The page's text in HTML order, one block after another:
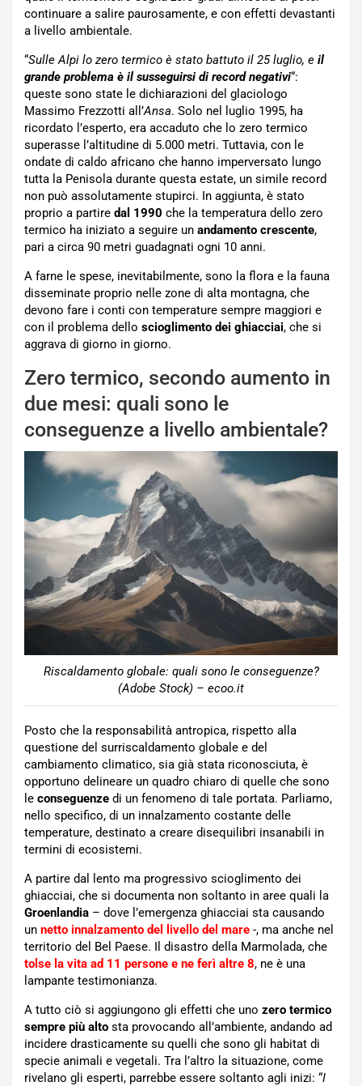
continuare a salire paurosamente, e con effetti devastanti
a livello ambientale.
“Sulle Alpi lo zero termico è stato battuto il 25 luglio, e il
grande problema è il susseguirsi di record negativi“:
queste sono state le dichiarazioni del glaciologo
Massimo Frezzotti all’Ansa. Solo nel luglio 1995, ha
ricordato l’esperto, era accaduto che lo zero termico
superasse l’altitudine di 5.000 metri. Tuttavia, con le
ondate di caldo africano che hanno imperversato lungo
tutta la Penisola durante questa estate, un simile record
non può assolutamente stupirci. In aggiunta, è stato
proprio a partire dal 1990 che la temperatura dello zero
termico ha iniziato a seguire un andamento crescente,
pari a circa 90 metri guadagnati ogni 10 anni.
A farne le spese, inevitabilmente, sono la flora e la fauna
disseminate proprio nelle zone di alta montagna, che
devono fare i conti con temperature sempre maggiori e
con il problema dello scioglimento dei ghiacciai, che si
aggrava di giorno in giorno.
Zero termico, secondo aumento in
due mesi: quali sono le
conseguenze a livello ambientale?
Riscaldamento globale: quali sono le conseguenze?
(Adobe Stock) – ecoo.it
Posto che la responsabilità antropica, rispetto alla
questione del surriscaldamento globale e del
cambiamento climatico, sia già stata riconosciuta, è
opportuno delineare un quadro chiaro di quelle che sono
le conseguenze di un fenomeno di tale portata. Parliamo,
nello specifico, di un innalzamento costante delle
temperature, destinato a creare disequilibri insanabili in
termini di ecosistemi.
A partire dal lento ma progressivo scioglimento dei
ghiacciai, che si documenta non soltanto in aree quali la
Groenlandia – dove l’emergenza ghiacciai sta causando
un netto innalzamento del livello del mare -, ma anche nel
territorio del Bel Paese. Il disastro della Marmolada, che
tolse la vita ad 11 persone e ne ferì altre 8, ne è una
lampante testimonianza.
A tutto ciò si aggiungono gli effetti che uno zero termico
sempre più alto sta provocando all’ambiente, andando ad
incidere drasticamente su quelli che sono gli habitat di
specie animali e vegetali. Tra l’altro la situazione, come
rivelano gli esperti, parrebbe essere soltanto agli inizi: “I